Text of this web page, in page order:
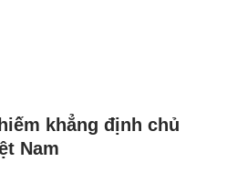
khẳng định chủ
Nam